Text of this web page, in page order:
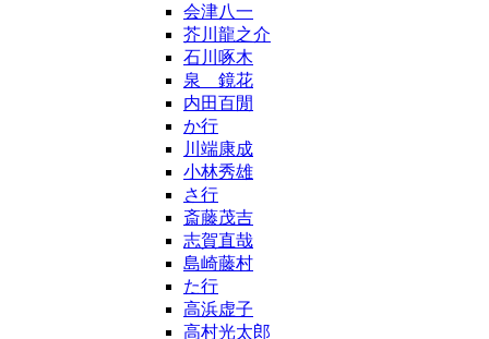
会津八一
芥川龍之介
石川啄木
泉 鏡花
内田百閒
か行
川端康成
小林秀雄
さ行
斎藤茂吉
志賀直哉
島崎藤村
た行
高浜虚子
高村光太郎